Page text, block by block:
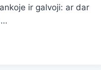
ir galvoji: ar dar